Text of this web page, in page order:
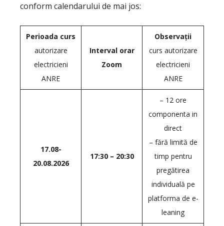
conform calendarului de mai jos:
Perioada curs
autorizare
electricieni
ANRE
Interval orar
Zoom
Observații
curs autorizare
electricieni
ANRE
17.08-
20.08.2026
17:30 – 20:30
– 12 ore
componenta in
direct
– fără limită de
timp pentru
pregătirea
individuală pe
platforma de e-
leaning